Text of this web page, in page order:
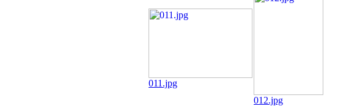
011.jpg
012.jpg